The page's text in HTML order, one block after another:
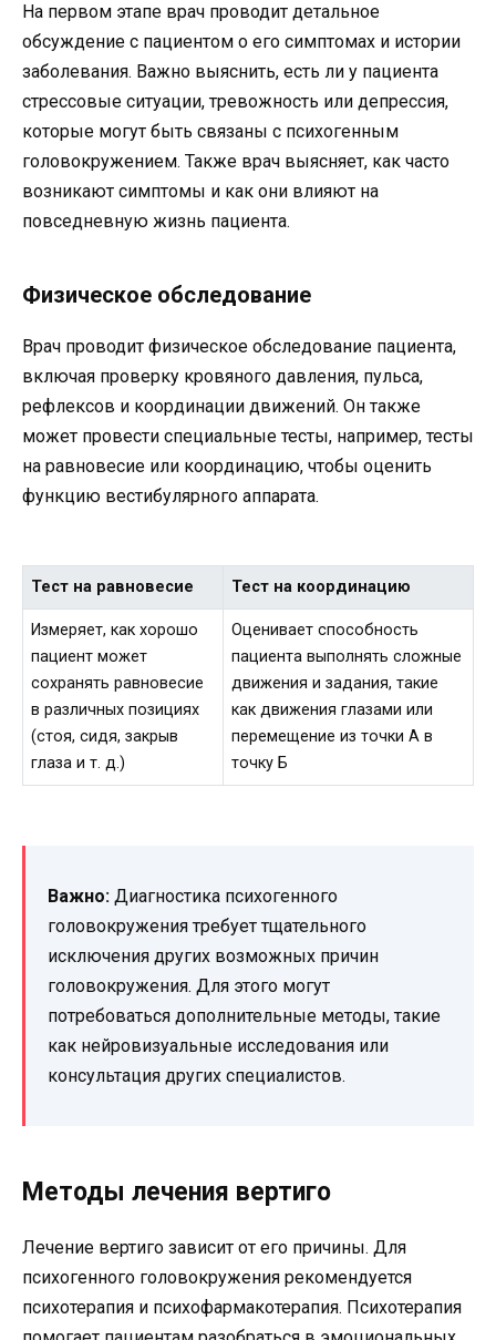
На первом этапе врач проводит детальное
обсуждение с пациентом о его симптомах и истории
заболевания. Важно выяснить, есть ли у пациента
стрессовые ситуации, тревожность или депрессия,
которые могут быть связаны с психогенным
головокружением. Также врач выясняет, как часто
возникают симптомы и как они влияют на
повседневную жизнь пациента.
Физическое обследование
Врач проводит физическое обследование пациента,
включая проверку кровяного давления, пульса,
рефлексов и координации движений. Он также
может провести специальные тесты, например, тесты
на равновесие или координацию, чтобы оценить
функцию вестибулярного аппарата.
Тест на равновесие Тест на координацию
Измеряет, как хорошо
пациент может
сохранять равновесие
в различных позициях
(стоя, сидя, закрыв
глаза и т. д.)
Оценивает способность
пациента выполнять сложные
движения и задания, такие
как движения глазами или
перемещение из точки А в
точку Б
Важно: Диагностика психогенного
головокружения требует тщательного
исключения других возможных причин
головокружения. Для этого могут
потребоваться дополнительные методы, такие
как нейровизуальные исследования или
консультация других специалистов.
Методы лечения вертиго
Лечение вертиго зависит от его причины. Для
психогенного головокружения рекомендуется
психотерапия и психофармакотерапия. Психотерапия